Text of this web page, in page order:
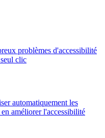
problèmes d'accessibilité
clic
automatiquement les
améliorer l'accessibilité